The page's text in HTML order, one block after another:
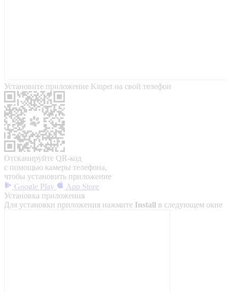
Установите приложение Kinpet на свой телефон
Отсканируйте QR-код
с помощью камеры телефона,
чтобы установить приложение
Google Play
App Store
Установка приложения
Для установки приложения нажмите Install в следующем окне